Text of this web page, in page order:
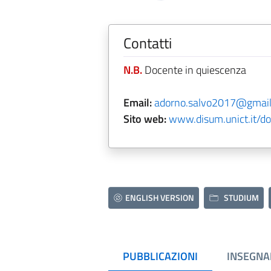
Contatti
N.B.Docente in quiescenza
Email:
Sito web:www.disum.unict.it/
ENGLISH VERSION STUDIUM
PUBBLICAZIONI